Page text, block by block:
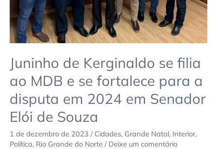
Juninho de Kerginaldo se filia
ao MDB e se fortalece para a
disputa em 2024 em Senador
Elói de Souza
1 de dezembro de 2023 / Cidades, Grande Natal, Interior,
Política, Rio Grande do Norte / Deixe um comentário
fortalece
para
a
disputa
em
2024
em
Senador
Elói
de
Souza